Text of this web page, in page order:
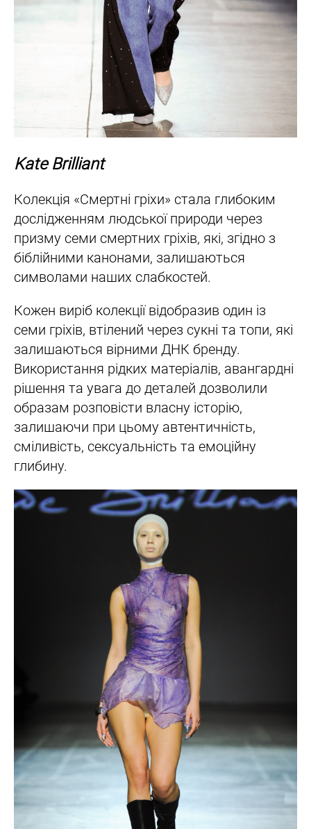
Kate Brilliant
Колекція «Смертні гріхи» стала глибоким
дослідженням людської природи через
призму семи смертних гріхів, які, згідно з
біблійними канонами, залишаються
символами наших слабкостей.
Кожен виріб колекції відобразив один із
семи гріхів, втілений через сукні та топи, які
залишаються вірними ДНК бренду.
Використання рідких матеріалів, авангардні
рішення та увага до деталей дозволили
образам розповісти власну історію,
залишаючи при цьому автентичність,
сміливість, сексуальність та емоційну
глибину.